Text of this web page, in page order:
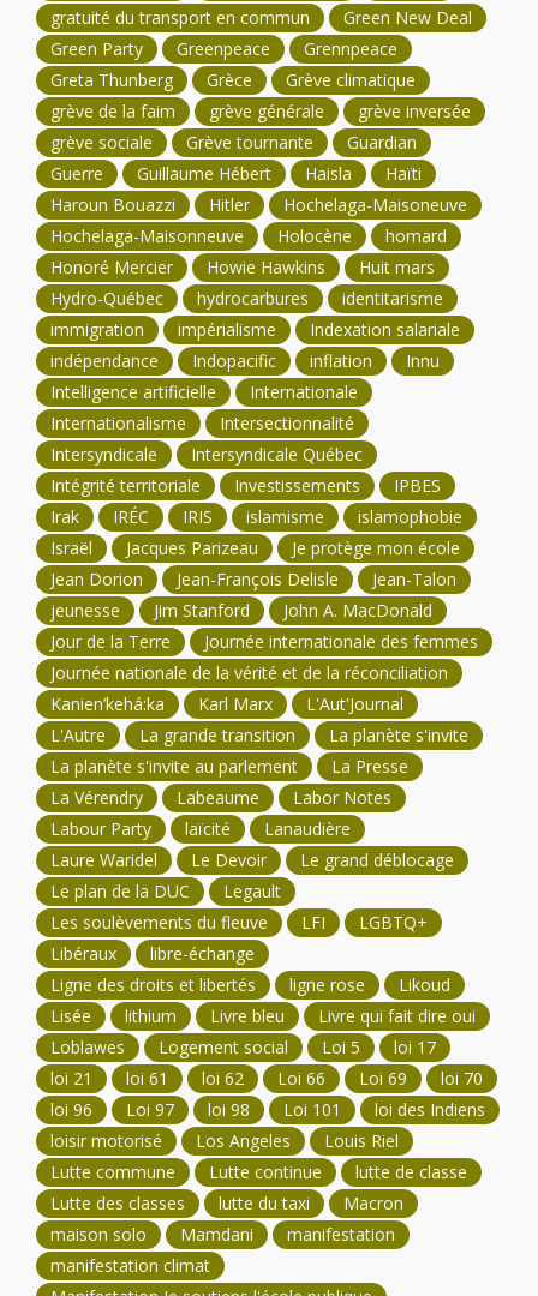
gratuité du transport en commun
Green New Deal
Green Party
Greenpeace
Grennpeace
Greta Thunberg
Grèce
Grève climatique
grève de la faim
grève générale
grève inversée
grève sociale
Grève tournante
Guardian
Guerre
Guillaume Hébert Haisla
Haïti
Haroun Bouazzi
Hitler
Hochelaga-Maisoneuve
Hochelaga-Maisonneuve
Holocène
homard
Honoré Mercier
Howie Hawkins
Huit mars
Hydro-Québec
hydrocarbures
identitarisme
immigration
impérialisme
Indexation salariale
indépendance
Indopacific inflation
Innu
Intelligence artificielle
Internationale
Internationalisme
Intersectionnalité
Intersyndicale
Intersyndicale Québec
Intégrité territoriale
Investissements
IPBES
Irak
IRÉC IRIS islamisme
islamophobie
Israël
Jacques Parizeau
Je protège mon école
Jean Dorion
Jean-François Delisle
Jean-Talon
jeunesse
Jim Stanford
John A. MacDonald
Jour de la Terre
Journée internationale des femmes
Journée nationale de la vérité et de la réconciliation
Kanien’kehá:ka
Karl Marx
L'Aut'Journal
L'Autre
La grande transition
La planète s'invite
La planète s'invite au parlement
La Presse
La Vérendry
Labeaume
Labor Notes
Labour Party
laïcité
Lanaudière
Laure Waridel
Le Devoir
Le grand déblocage
Le plan de la DUC
Legault
Les soulèvements du fleuve
LFI
LGBTQ+
Libéraux
libre-échange
Ligne des droits et libertés
ligne rose
Likoud
Lisée
lithium Livre bleu
Livre qui fait dire oui
Loblawes
Logement social Loi 5
loi 17
loi 21
loi 61 loi 62 Loi 66 Loi 69
loi 70
loi 96
Loi 97 loi 98 Loi 101
loi des Indiens
loisir motorisé
Los Angeles
Louis Riel
Lutte commune
Lutte continue
lutte de classe
Lutte des classes
lutte du taxi
Macron
maison solo
Mamdani
manifestation
manifestation climat